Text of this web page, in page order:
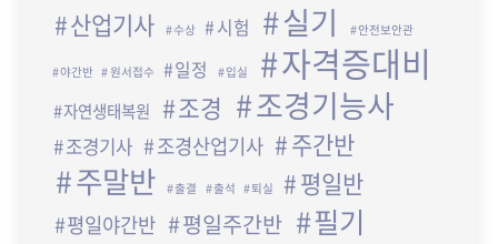
산업기사 수상 시험 실기 안전보안관
야간반 원서접수 일정 입실 자격증대비
자연생태복원 조경 조경기능사
조경기사 조경산업기사 주간반
주말반 출결 출석 퇴실 평일반
평일야간반 평일주간반 필기